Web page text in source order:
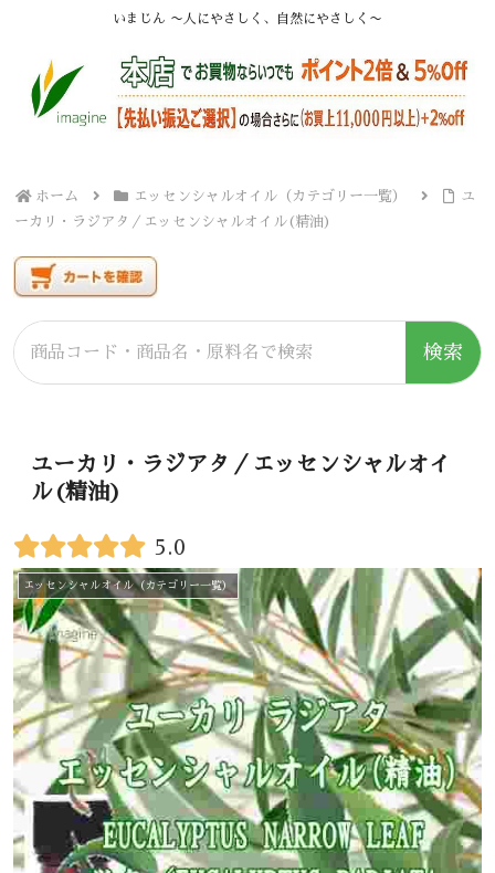
いまじん 〜人にやさしく、自然にやさしく〜
ホーム エッセンシャルオイル（カテゴリー一覧）
ユ
ーカリ・ラジアタ／エッセンシャルオイル(精油)
検索
ユーカリ・ラジアタ／エッセンシャルオイ
ル(精油)
5.0
エッセンシャルオイル（カテゴリー一覧）